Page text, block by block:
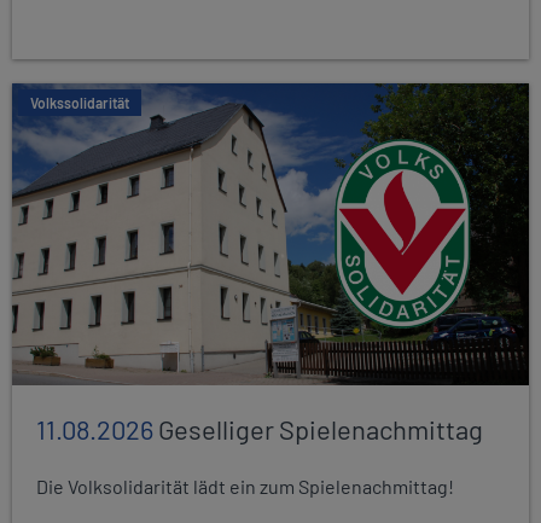
Volkssolidarität
11.08.2026Geselliger Spielenachmittag
Die Volksolidarität lädt ein zum Spielenachmittag!